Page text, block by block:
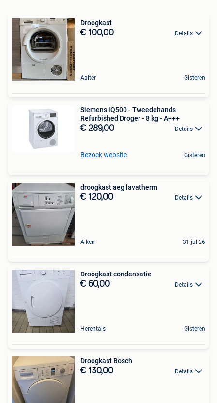
Droogkast
€ 100,00 Details
Aalter Gisteren
Siemens iQ500 - Tweedehands
Refurbished Droger - 8 kg - A+++
€ 289,00 Details
Bezoek website Gisteren
droogkast aeg lavatherm
€ 120,00 Details
Alken 31 jul 26
Droogkast condensatie
€ 60,00 Details
Herentals Gisteren
Droogkast Bosch
€ 130,00 Details